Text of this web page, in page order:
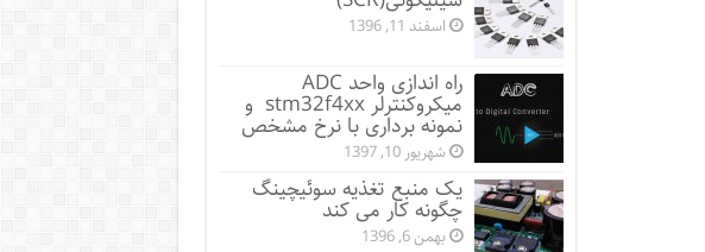
اسفند 11, 1396
راه اندازی واحد ADC
میکروکنترلر stm32f4xx و
نمونه برداری با نرخ مشخص
شهریور 10, 1397
یک منبع تغذیه سوئیچینگ
چگونه کار می کند
بهمن 6, 1396